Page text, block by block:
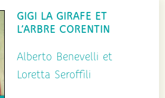
GIGI LA GIRAFE ET
L’ARBRE CORENTIN
Alberto Benevelli et
Loretta Seroffili